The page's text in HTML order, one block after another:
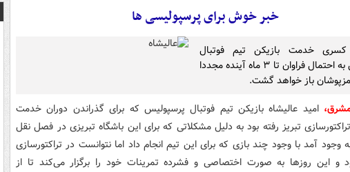
خبر خوش برای پرسپولیسی ها
خدمت بازیکن تیم فوتبال
پرسپولیس به احتمال فراوان تا ۳ ماه آینده مجددا
باز خواهد گشت.
امید عالیشاه بازیکن تیم فوتبال پرسپولیس که برای گذراندن دوران خدمت
تبریز رفته بود به دلیل مشکلاتی که برای این باشگاه تبریزی در فصل نقل‌
وجود آمد با وجود چند بازی که برای این تیم انجام داد اما نتوانست در تراکتورسازی
و این روزها به صورت اختصاصی و فشرده تمرینات خود را برگزار می‌کند تا از